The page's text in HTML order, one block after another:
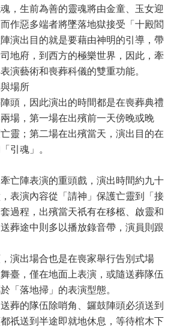
，生前為善的靈魂將由金童、玉女迎
作惡多端者將墜落地獄接受「十殿閻
演出目的就是要藉由神明的引導，帶
地府，到西方的極樂世界，因此，牽
演藝術和喪葬科儀的雙重功能。
場所
頭，因此演出的時間都是在喪葬典禮
場，第一場在出殯前一天傍晚或晚
靈；第二場在出殯當天，演出目的在
引魂」。
亡陣表演的重頭戲，演出時間約九十
表演內容從「請神」保護亡靈到「接
過程，出殯當天祇有在移柩、啟靈和
葬途中則多以播放錄音帶，演員則跟
演出場合也是在喪家舉行告別式場
臺，僅在地面上表演，或隨送葬隊伍
「落地掃」的表演型態。
葬的隊伍除哨角、鑼鼓陣頭必須送到
祇送到半途即就地休息，等待棺木下